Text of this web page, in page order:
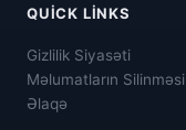
QUICK LINKS
Gizlilik Siyasəti
Məlumatların Silinməsi
Əlaqə